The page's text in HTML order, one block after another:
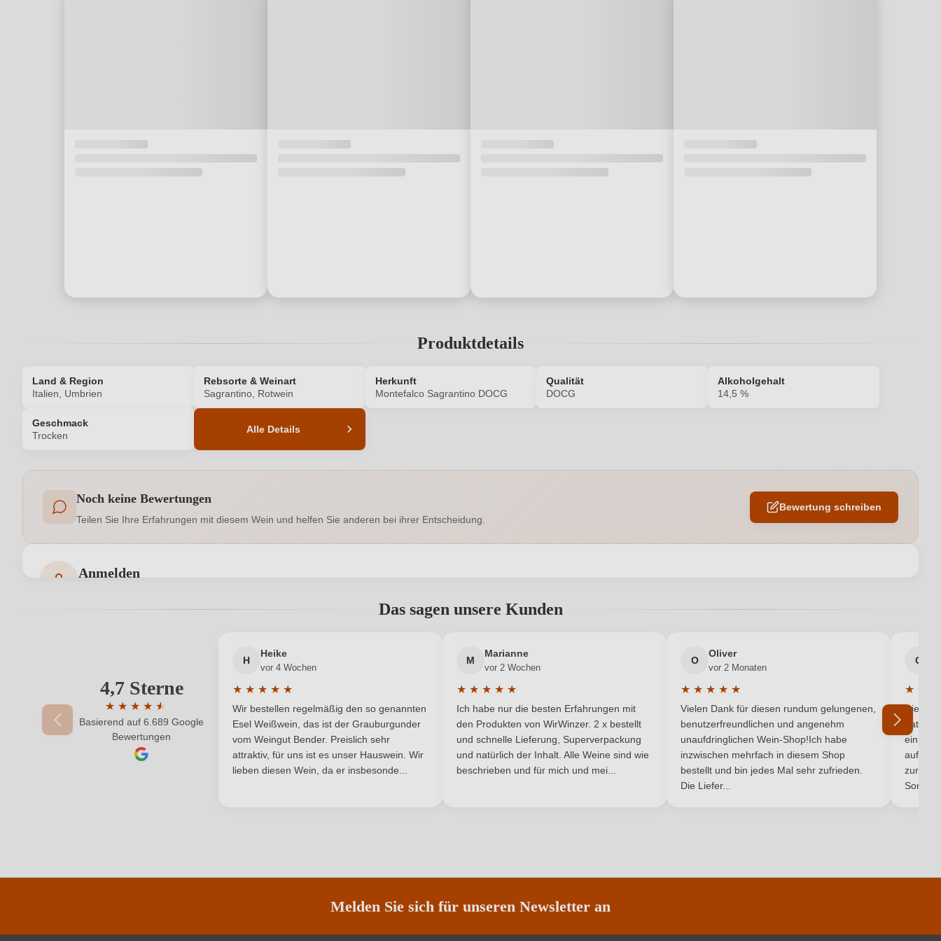
Produktdetails
Land & Region
Italien, Umbrien
Rebsorte & Weinart
Sagrantino, Rotwein
Herkunft
Montefalco Sagrantino DOCG
Qualität
DOCG
Alkoholgehalt
14,5 %
Geschmack
Trocken
Alle Details
Allergene Montefalco Sagrantino DOCG
Geschmack Perticaia
Traubenfarbe Rot
Noch keine Bewertungen
Teilen Sie Ihre Erfahrungen mit diesem Wein und helfen Sie anderen bei ihrer Entscheidung.
Bewertung schreiben
Anmelden
Ihre E-Mail-Adresse
Ihr Passwort
Ich habe mein Passwort vergessen
Das sagen unsere Kunden
4,7 Sterne
★ ★ ★ ★ ★
★
Durchschnittliche Bewertung von 4.7 von 5 Sternen
Basierend auf 6.689 Google
Bewertungen
H
Heike
vor 4 Wochen
★ ★ ★ ★ ★
Durchschnittliche Bewertung von 5 von 5 Sternen
Wir bestellen regelmäßig den so genannten
Esel Weißwein, das ist der Grauburgunder
vom Weingut Bender. Preislich sehr
attraktiv, für uns ist es unser Hauswein. Wir
lieben diesen Wein, da er insbesonde...
M
Marianne
vor 2 Wochen
★ ★ ★ ★ ★
Durchschnittliche Bewertung von 5 von 5 Sternen
Ich habe nur die besten Erfahrungen mit
den Produkten von WirWinzer. 2 x bestellt
und schnelle Lieferung, Superverpackung
und natürlich der Inhalt. Alle Weine sind wie
beschrieben und für mich und mei...
O
Oliver
vor 2 Monaten
★ ★ ★ ★ ★
Durchschnittliche Bewertung von 5 von 5 Sternen
Vielen Dank für diesen rundum gelungenen,
benutzerfreundlichen und angenehm
unaufdringlichen Wein-Shop!Ich habe
inzwischen mehrfach in diesem Shop
bestellt und bin jedes Mal sehr zufrieden.
Die Liefer...
G
★ ★
Die
hat
einmal
auf
zurück
Son...
Melden Sie sich für unseren Newsletter an